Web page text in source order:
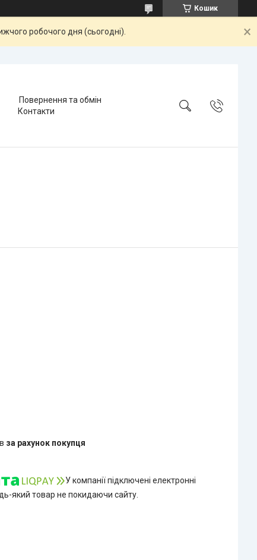
Кошик
робочого дня (сьогодні).
Повернення та обмін
Контакти
за рахунок покупця
У компанії підключені електронні
який товар не покидаючи сайту.